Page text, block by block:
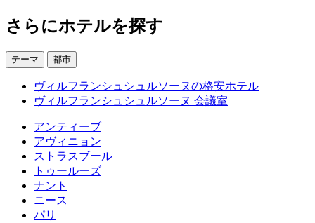
さらにホテルを探す
テーマ 都市
ヴィルフランシュシュルソーヌの格安ホテル
ヴィルフランシュシュルソーヌ 会議室
アンティーブ
アヴィニョン
ストラスブール
トゥールーズ
ナント
ニース
パリ